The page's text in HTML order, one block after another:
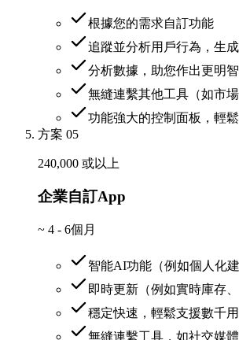
根據您的需求自訂功能
追蹤並分析用戶行為，生
分析數據，助您作出更明
無縫連繫其他工具（如市
功能強大的控制面板，輕
方案 05
240,000 或以上
企業自訂App
~ 4 - 6個月
智能AI功能（例如個人化
即時更新（例如實時庫存
穩定快速，輕鬆支援數千
無縫連繫工具，如社交媒